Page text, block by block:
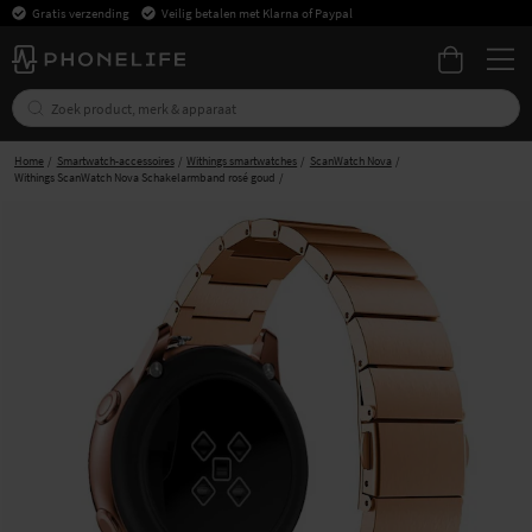
Gratis verzending Veilig betalen met Klarna of Paypal
Home Smartwatch-accessoires Withings smartwatches
ScanWatch Nova
Withings ScanWatch Nova Schakelarmband rosé goud